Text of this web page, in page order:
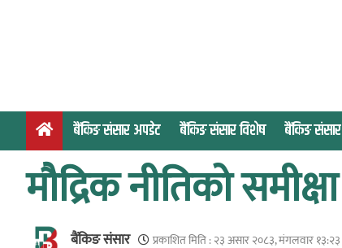
o
बैंकिङ संसार अपडेट बैंकिङ संसार विशेष बैंकिङ संसार
मौद्रिक नीतिको
बैंकिङ संसार प्रकाशित मिति :२३ असार २०८३, मंगलवार १३:२३